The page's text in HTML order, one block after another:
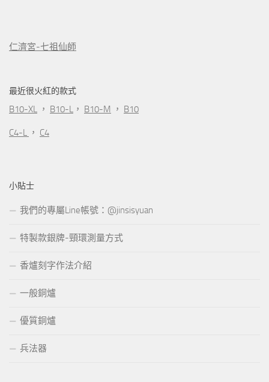
仁濟宮-七祖仙師
最近很火紅的款式
B10-XL ， B10-L ， B10-M ， B10
C4-L ， C4
小貼士
我們的專屬Line帳號：@jinsisyuan
特製款銀牌-頸環測量方式
香爐刻字作法介紹
一般銅爐
優質銅爐
兵法器